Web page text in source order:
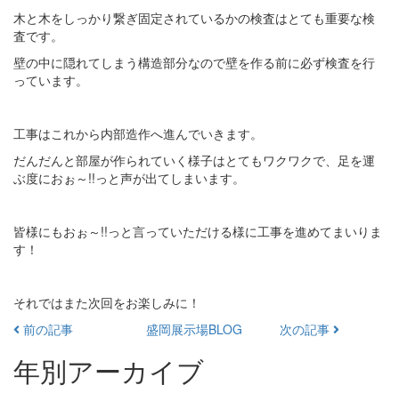
木と木をしっかり繋ぎ固定されているかの検査はとても重要な検
査です。
壁の中に隠れてしまう構造部分なので壁を作る前に必ず検査を行
っています。
工事はこれから内部造作へ進んでいきます。
だんだんと部屋が作られていく様子はとてもワクワクで、足を運
ぶ度におぉ～!!っと声が出てしまいます。
皆様にもおぉ～!!っと言っていただける様に工事を進めてまいりま
す！
それではまた次回をお楽しみに！
前の記事
盛岡展示場BLOG 次の記事
年別アーカイブ